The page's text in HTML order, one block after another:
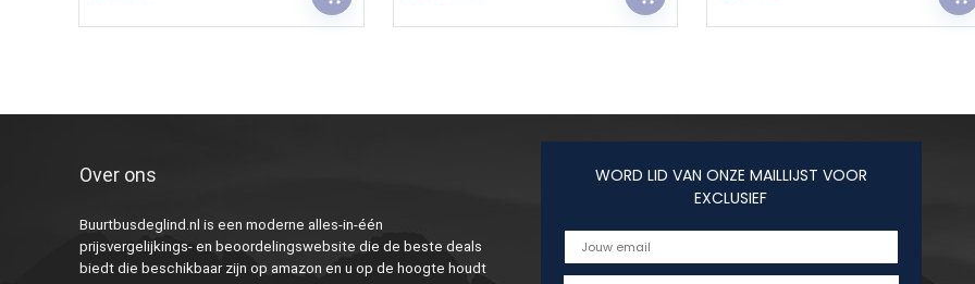
Over ons
Buurtbusdeglind.nl is een moderne alles-in-één
prijsvergelijkings- en beoordelingswebsite die de beste deals
biedt die beschikbaar zijn op amazon en u op de hoogte houdt
WORD LID VAN ONZE MAILLIJST VOOR
EXCLUSIEF